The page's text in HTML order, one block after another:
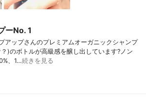
ーNo. 1
アップさんのプレミアムオーガニックシャンプ
)のボトルが高級感を醸し出しています?ノン
、1…続きを見る